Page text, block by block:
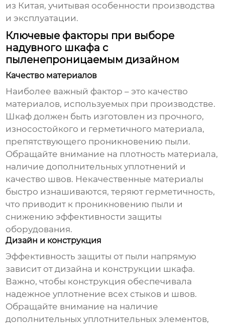
из Китая, учитывая особенности производства
и эксплуатации.
Ключевые факторы при выборе
надувного шкафа с
пыленепроницаемым дизайном
Качество материалов
Наиболее важный фактор – это качество
материалов, используемых при производстве.
Шкаф должен быть изготовлен из прочного,
износостойкого и герметичного материала,
препятствующего проникновению пыли.
Обращайте внимание на плотность материала,
наличие дополнительных уплотнений и
качество швов. Некачественные материалы
быстро изнашиваются, теряют герметичность,
что приводит к проникновению пыли и
снижению эффективности защиты
оборудования.
Дизайн и конструкция
Эффективность защиты от пыли напрямую
зависит от дизайна и конструкции шкафа.
Важно, чтобы конструкция обеспечивала
надежное уплотнение всех стыков и швов.
Обращайте внимание на наличие
дополнительных уплотнительных элементов,